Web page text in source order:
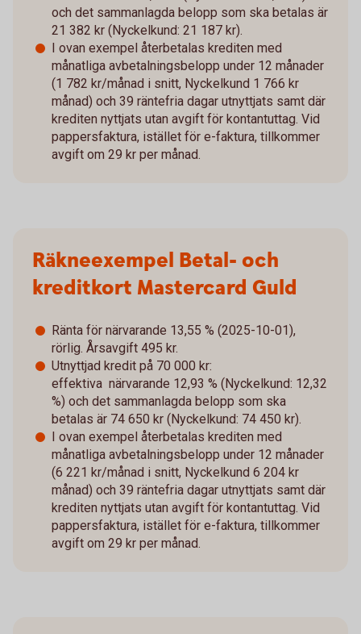
och det sammanlagda belopp som ska betalas är
21 382 kr (Nyckelkund: 21 187 kr).
I ovan exempel återbetalas krediten med
månatliga avbetalningsbelopp under 12 månader
(1 782 kr/månad i snitt, Nyckelkund 1 766 kr
månad) och 39 räntefria dagar utnyttjats samt där
krediten nyttjats utan avgift för kontantuttag. Vid
pappersfaktura, istället för e-faktura, tillkommer
avgift om 29 kr per månad.
Räkneexempel Betal- och
kreditkort Mastercard Guld
Ränta för närvarande 13,55 % (2025-10-01),
rörlig. Årsavgift 495 kr.
Utnyttjad kredit på 70 000 kr:
effektiva närvarande 12,93 % (Nyckelkund: 12,32
%) och det sammanlagda belopp som ska
betalas är 74 650 kr (Nyckelkund: 74 450 kr).
I ovan exempel återbetalas krediten med
månatliga avbetalningsbelopp under 12 månader
(6 221 kr/månad i snitt, Nyckelkund 6 204 kr
månad) och 39 räntefria dagar utnyttjats samt där
krediten nyttjats utan avgift för kontantuttag. Vid
pappersfaktura, istället för e-faktura, tillkommer
avgift om 29 kr per månad.